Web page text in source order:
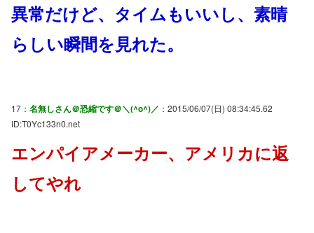
異常だけど、タイムもいいし、素晴
らしい瞬間を見れた。
17： 名無しさん＠恐縮です＠＼(^o^)／ ：2015/06/07(日) 08:34:45.62
ID:T0Yc133n0.net
エンパイアメーカー、アメリカに返
してやれ